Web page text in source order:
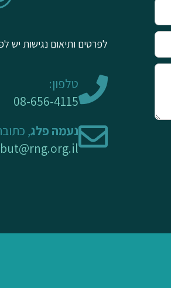
לפרטים ותיאום נגישות יש
טלפון:
08-656-4115
נעמה פלג,